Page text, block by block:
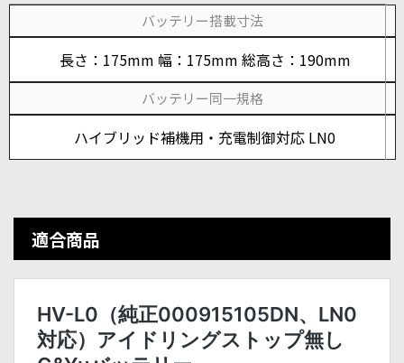
バッテリー搭載寸法
長さ：175mm 幅：175mm 総高さ：190mm
バッテリー同一規格
ハイブリッド補機用・充電制御対応 LN0
適合商品